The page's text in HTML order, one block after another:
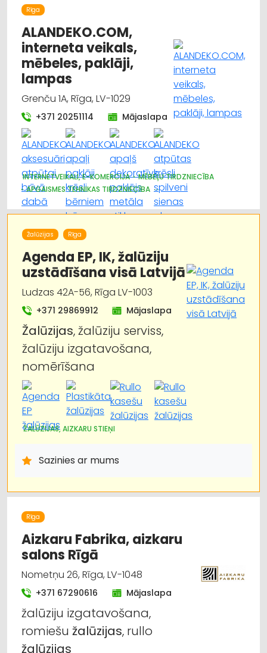
Rīga
ALANDEKO.COM,
interneta veikals,
mēbeles, paklāji,
lampas
Grenču 1A, Rīga, LV-1029
+371 20251114 Mājaslapa
INTERNETVEIKALI, E-KOMERCIJA
MĒBEĻU TIRDZNIECĪBA
APGAISMES TEHNIKAS TIRDZNIECĪBA
PAKLĀJI, PAKLĀJU SERVISS
DIZAINS UN INTERJERS; PRIEKŠMETI UN PAKALPOJUMI
TRAUKI
TEKSTILIZSTRĀDĀJUMU TIRDZNIECĪBA
GULTAS VEĻA UN PIEDERUMI
SUVENĪRI, DĀVANAS
Žalūzijas Rīga
Agenda EP, IK, žalūziju
uzstādīšana visā Latvijā
Ludzas 42A-56, Rīga LV-1003
+371 29869912 Mājaslapa
Žalūzijas, žalūziju serviss,
žalūziju izgatavošana,
nomērīšana
ŽALŪZIJAS, AIZKARU STIEŅI
Sazinies ar mums
Rīga
Aizkaru Fabrika, aizkaru
salons Rīgā
Nometņu 26, Rīga, LV-1048
+371 67290616 Mājaslapa
žalūziju izgatavošana,
romiešu žalūzijas, rullo
žalūzijas